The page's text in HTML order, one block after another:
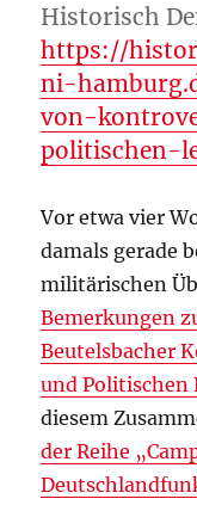
Historisch
https://
ni-
von-
politischen-
Vor etwa vier
damals gerade
militärischen
Bemerkungen
Beutelsbacher
und Politischen
diesem
der Reihe